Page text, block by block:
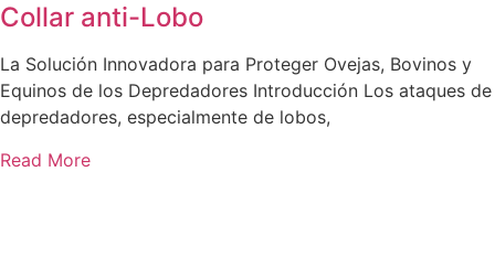
Collar anti-Lobo
La Solución Innovadora para Proteger Ovejas, Bovinos y
Equinos de los Depredadores Introducción Los ataques de
depredadores, especialmente de lobos,
Read More